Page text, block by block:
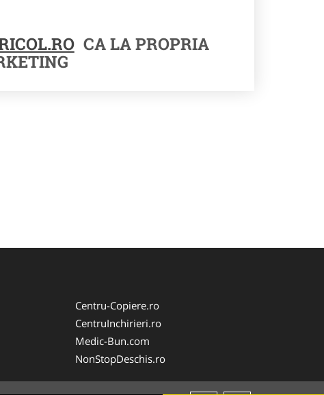
CA LA PROPRIA
Centru-Copiere.ro
CentruInchirieri.ro
Medic-Bun.com
NonStopDeschis.ro